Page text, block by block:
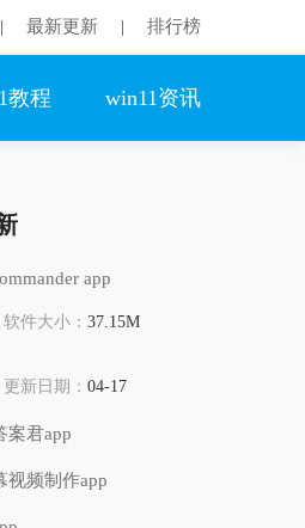
最新更新 排行榜
教程 win11资讯
app
软件大小： 37.15M
更新日期： 04-17
案君app
视频制作app